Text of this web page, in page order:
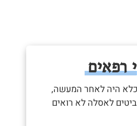
רפאים
כלא היה לאחר המעשה,
לאסלה לא רואים